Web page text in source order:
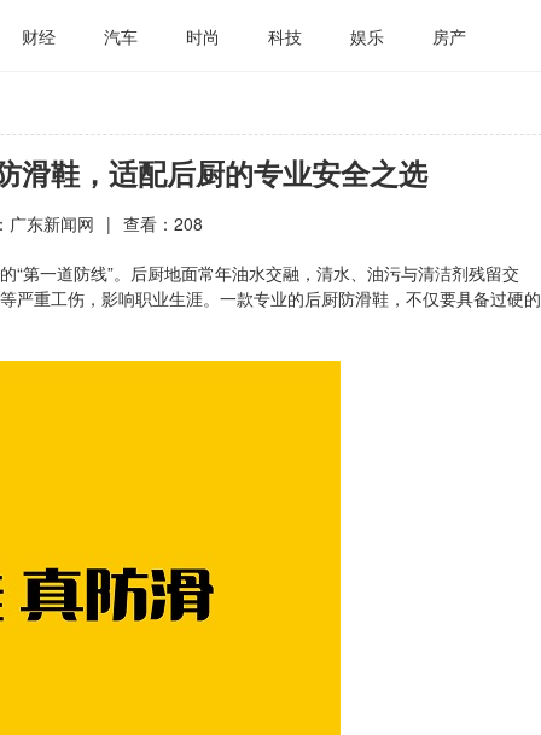
财经 汽车 时尚 科技 娱乐 房产
滑鞋，适配后厨的专业安全之选
广东新闻网 | 查看： 208
第一道防线”。后厨地面常年油水交融，清水、油污与清洁剂残留交
重工伤，影响职业生涯。一款专业的后厨防滑鞋，不仅要具备过硬的